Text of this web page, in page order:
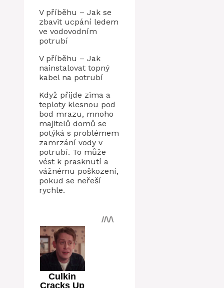
V příběhu – Jak se
zbavit ucpání ledem
ve vodovodním
potrubí
V příběhu – Jak
nainstalovat topný
kabel na potrubí
Když přijde zima a
teploty klesnou pod
bod mrazu, mnoho
majitelů domů se
potýká s problémem
zamrzání vody v
potrubí. To může
vést k prasknutí a
vážnému poškození,
pokud se neřeší
rychle.